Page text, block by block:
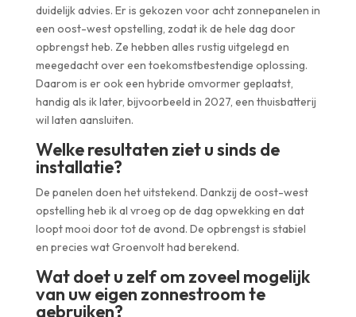
duidelijk advies. Er is gekozen voor acht zonnepanelen in
een oost-west opstelling, zodat ik de hele dag door
opbrengst heb. Ze hebben alles rustig uitgelegd en
meegedacht over een toekomstbestendige oplossing.
Daarom is er ook een hybride omvormer geplaatst,
handig als ik later, bijvoorbeeld in 2027, een thuisbatterij
wil laten aansluiten.
Welke resultaten ziet u sinds de
installatie?
De panelen doen het uitstekend. Dankzij de oost-west
opstelling heb ik al vroeg op de dag opwekking en dat
loopt mooi door tot de avond. De opbrengst is stabiel
en precies wat Groenvolt had berekend.
Wat doet u zelf om zoveel mogelijk
van uw eigen zonnestroom te
gebruiken?